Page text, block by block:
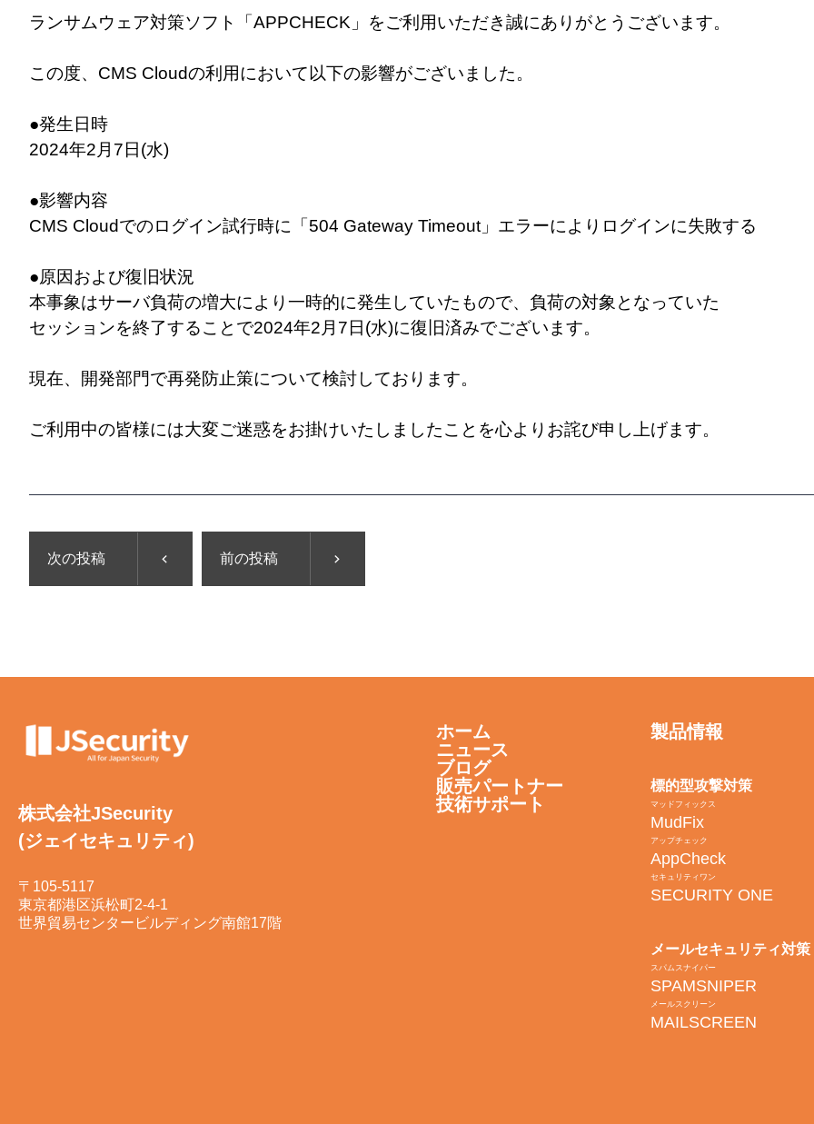
ランサムウェア対策ソフト「APPCHECK」をご利用いただき誠にありがとうございます。
この度、CMS Cloudの利用において以下の影響がございました。
●発生日時
2024年2月7日(水)
●影響内容
CMS Cloudでのログイン試行時に「504 Gateway Timeout」エラーによりログインに失敗する
●原因および復旧状況
本事象はサーバ負荷の増大により一時的に発生していたもので、負荷の対象となっていた
セッションを終了することで2024年2月7日(水)に復旧済みでございます。
現在、開発部門で再発防止策について検討しております。
ご利用中の皆様には大変ご迷惑をお掛けいたしましたことを心よりお詫び申し上げます。
次の投稿 前の投稿
株式会社JSecurity
(ジェイセキュリティ)
〒105-5117
東京都港区浜松町2-4-1
世界貿易センタービルディング南館17階
ホーム
ニュース
ブログ
販売パートナー
技術サポート
製品情報
標的型攻撃対策
マッドフィックス
MudFix
アップチェック
AppCheck
セキュリティワン
SECURITY ONE
メールセキュリティ対策
スパムスナイパー
SPAMSNIPER
メールスクリーン
MAILSCREEN